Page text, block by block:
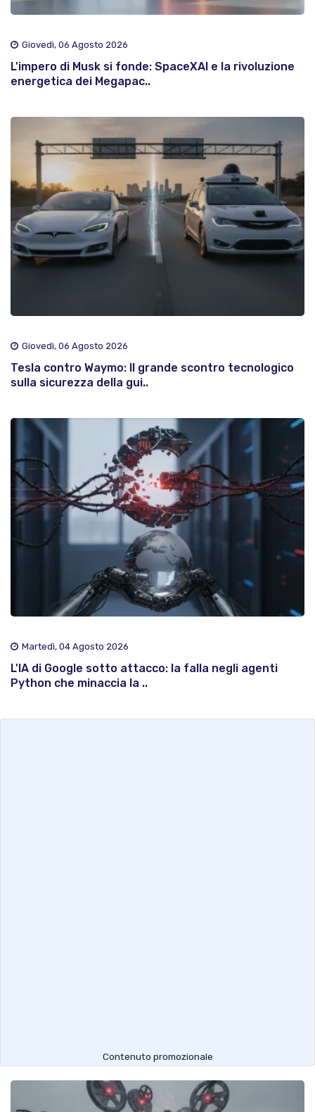
Giovedì, 06 Agosto 2026
L'impero di Musk si fonde: SpaceXAI e la rivoluzione
energetica dei Megapac..
Giovedì, 06 Agosto 2026
Tesla contro Waymo: Il grande scontro tecnologico
sulla sicurezza della gui..
Martedì, 04 Agosto 2026
L'IA di Google sotto attacco: la falla negli agenti
Python che minaccia la ..
Contenuto promozionale